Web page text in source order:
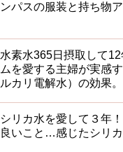
ンパスの服装と持ち物
水素水365日摂取して12
ムを愛する主婦が実感
ルカリ電解水）の効果。
シリカ水を愛して３年
良いこと…感じたシリカ